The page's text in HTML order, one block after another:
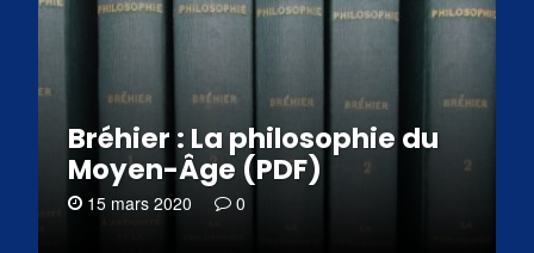
Bréhier : La philosophie du
Moyen-Âge (PDF)
15 mars 2020 0